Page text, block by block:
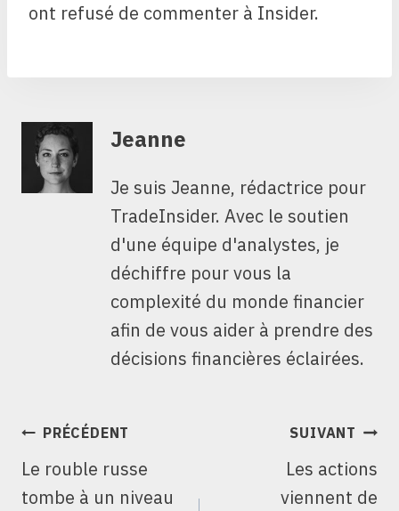
ont refusé de commenter à Insider.
Jeanne
Je suis Jeanne, rédactrice pour
TradeInsider. Avec le soutien
d'une équipe d'analystes, je
déchiffre pour vous la
complexité du monde financier
afin de vous aider à prendre des
décisions financières éclairées.
NAVIGATION
L’ARTICLE
PRÉCÉDENT
Le rouble russe
tombe à un niveau
SUIVANT
Les actions
viennent de